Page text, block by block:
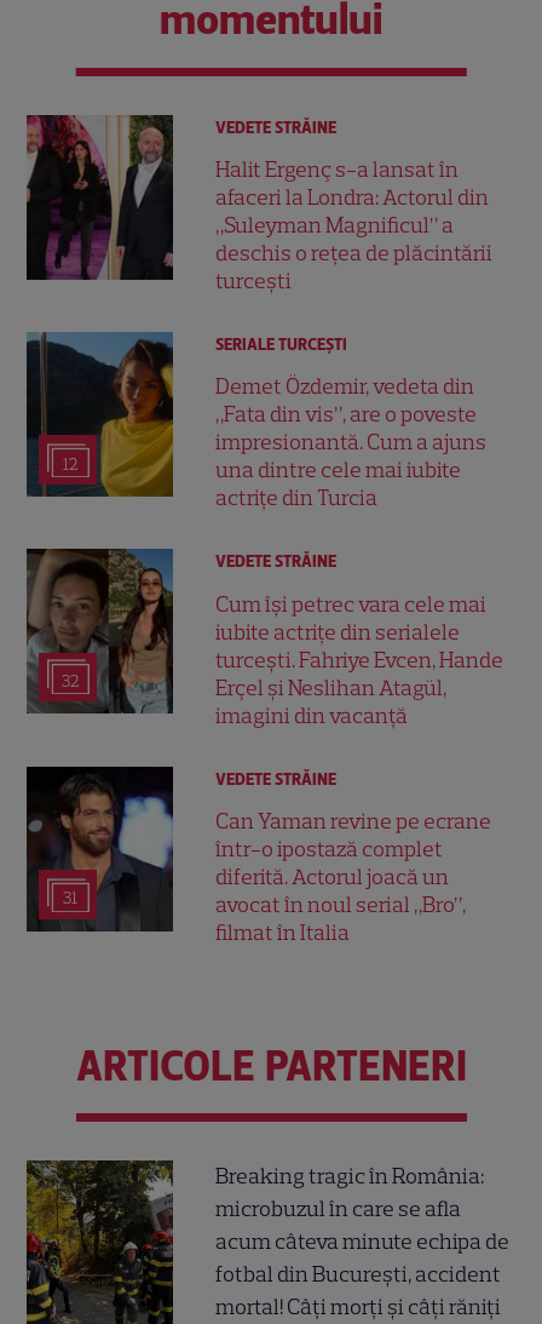
momentului
VEDETE STRĂINE
Halit Ergenç s-a lansat în
afaceri la Londra: Actorul din
„Suleyman Magnificul” a
deschis o rețea de plăcintării
turcești
12
SERIALE TURCEŞTI
Demet Özdemir, vedeta din
„Fata din vis”, are o poveste
impresionantă. Cum a ajuns
una dintre cele mai iubite
actrițe din Turcia
32
VEDETE STRĂINE
Cum își petrec vara cele mai
iubite actrițe din serialele
turcești. Fahriye Evcen, Hande
Erçel și Neslihan Atagül,
imagini din vacanță
31
VEDETE STRĂINE
Can Yaman revine pe ecrane
într-o ipostază complet
diferită. Actorul joacă un
avocat în noul serial „Bro”,
filmat în Italia
ARTICOLE PARTENERI
Breaking tragic în România:
microbuzul în care se afla
acum câteva minute echipa de
fotbal din București, accident
mortal! Câți morți și câți răniți